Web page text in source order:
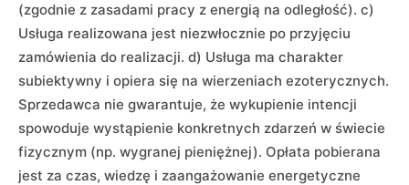
(zgodnie z zasadami pracy z energią na odległość). c)
Usługa realizowana jest niezwłocznie po przyjęciu
zamówienia do realizacji. d) Usługa ma charakter
subiektywny i opiera się na wierzeniach ezoterycznych.
Sprzedawca nie gwarantuje, że wykupienie intencji
spowoduje wystąpienie konkretnych zdarzeń w świecie
fizycznym (np. wygranej pieniężnej). Opłata pobierana
jest za czas, wiedzę i zaangażowanie energetyczne